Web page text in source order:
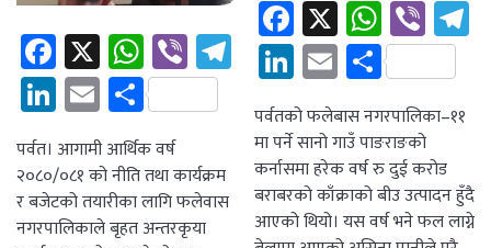
Facebook
X WhatsApp
ViberTelegram
LinkedIn
EmailShare
पर्वत। आगामी आर्थिक वर्ष
२०८०/०८१ को नीति तथा कार्यक्रम
र बजेटको तयारीका लागि फलेवास
नगरपालिकाले बृहत अन्तरकृया
Facebook
X
LinkedIn
EmailShare
पर्वतको फलेबास नगरपालिका–११
मा पर्ने सानो गाउँ पाङराङको
कर्नासमा हरेक वर्ष रु दुई करोड
बराबरको काँक्राको बीउ उत्पादन हुँदै
आएको थियो। यस वर्ष भने फल लाग्ने